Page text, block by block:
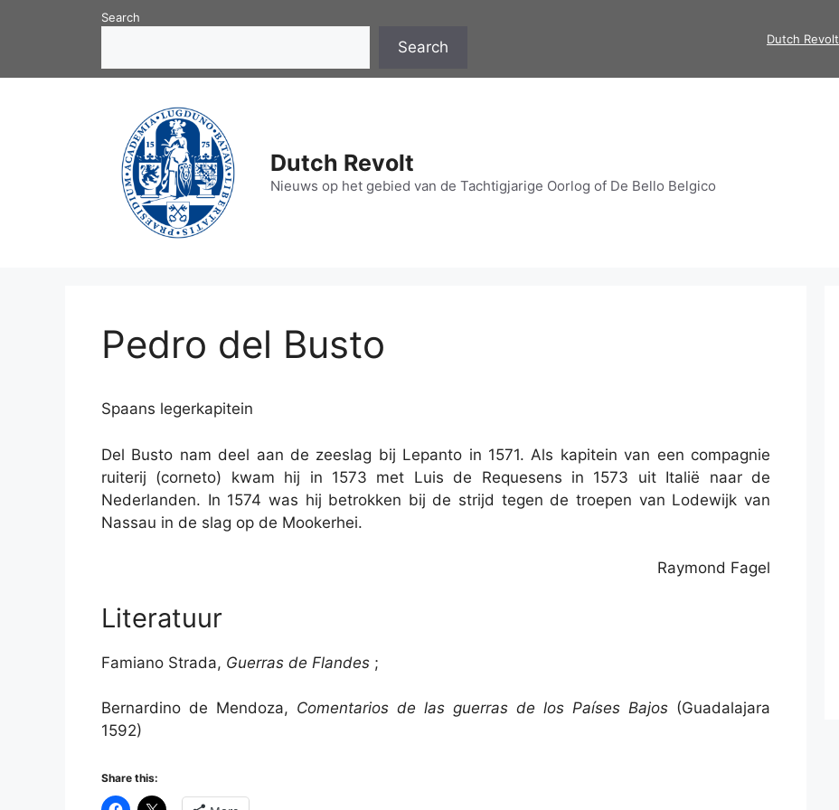
Dutch Revolt
Search
Search
Dutch Revolt
Nieuws op het gebied van de Tachtigjarige Oorlog of De Bello Belgico
​​​​Pedro del Busto
​Spaans legerkapitein
Del Busto nam deel aan de zeeslag bij Lepanto in 1571. Als kapitein van een compagnie
ruiterij (corneto) kwam hij in 1573 met Luis de Requesens in 1573 uit Italië naar de
Nederlanden. In 1574 was hij betrokken bij de strijd tegen de troepen van Lodewijk van
Nassau in de slag op de Mookerhei.
Raymond Fagel
​Literatuur
Famiano Strada, Guerras de Flandes ;
Bernardino de Mendoza, Comentarios de las guerras de los Países Bajos (Guadalajara
1592)
Share this: